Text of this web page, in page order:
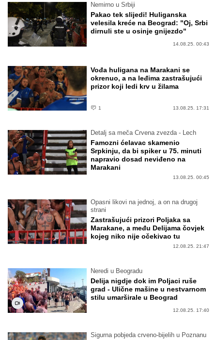
Nemirno u Srbiji
Pakao tek slijedi! Huliganska
velesila kreće na Beograd: "Oj, Srbi
dirnuli ste u osinje gnijezdo"
14.08.25. 00:43
Vođa huligana na Marakani se
okrenuo, a na leđima zastrašujući
prizor koji ledi krv u žilama
1 13.08.25. 17:31
Detalj sa meča Crvena zvezda - Lech
Famozni ćelavac skamenio
Srpkinju, da bi spiker u 75. minuti
napravio dosad neviđeno na
Marakani
13.08.25. 00:45
Opasni likovi na jednoj, a on na drugoj
strani
Zastrašujući prizori Poljaka sa
Marakane, a među Delijama čovjek
kojeg niko nije očekivao tu
12.08.25. 21:47
Neredi u Beogradu
Delija nigdje dok im Poljaci ruše
grad - Ulične mašine u nestvarnom
stilu umarširale u Beograd
12.08.25. 17:40
Sigurna pobjeda crveno-bijelih u Poznanu